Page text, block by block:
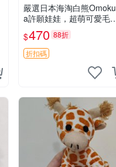
嚴選日本海淘白熊
a許願娃娃，超萌可愛毛
公仔推薦收藏 白熊 Omoku
ma 毛絨玩具 偽裝娃娃 玩
擺飾
$470 88折
折扣碼